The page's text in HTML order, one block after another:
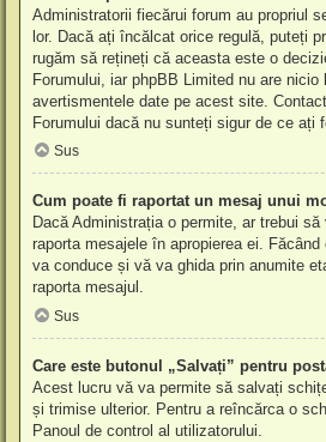
Administratorii fiecărui forum au propriul
lor. Dacă ați încălcat orice regulă, puteți
rugăm să rețineți că aceasta este o
Forumului, iar phpBB Limited nu are nicio
avertismentele date pe acest site.
Forumului dacă nu sunteți sigur de ce ați
Sus
Cum poate fi raportat un mesaj unui
Dacă Administrația o permite, ar trebui
raporta mesajele în apropierea ei.
va conduce și vă va ghida prin anumite
raporta mesajul.
Sus
Care este butonul „Salvați” pentru
Acest lucru vă va permite să salvați
și trimise ulterior. Pentru a reîncărca o
Panoul de control al utilizatorului.